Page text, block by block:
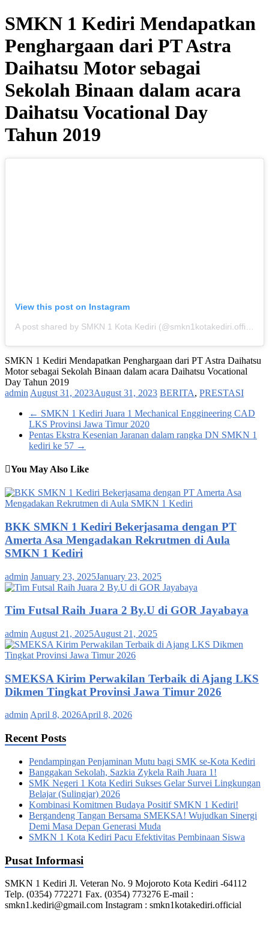
SMKN 1 Kediri Mendapatkan
Penghargaan dari PT Astra
Daihatsu Motor sebagai
Sekolah Binaan dalam acara
Daihatsu Vocational Day
Tahun 2019
View this post on Instagram
SMKN 1 Kediri Mendapatkan Penghargaan dari PT Astra Daihatsu
Motor sebagai Sekolah Binaan dalam acara Daihatsu Vocational
Day Tahun 2019
admin August 31, 2023August 31, 2023 BERITA, PRESTASI
← SMKN 1 Kediri Juara 1 Mechanical Enggineering CAD
LKS Provinsi Jawa Timur 2020
Pentas Ekstra Kesenian Jaranan dalam rangka DN SMKN 1
kediri ke 57 →
You May Also Like
BKK SMKN 1 Kediri Bekerjasama dengan PT
Amerta Asa Mengadakan Rekrutmen di Aula
SMKN 1 Kediri
admin January 23, 2025January 23, 2025
Tim Futsal Raih Juara 2 By.U di GOR Jayabaya
admin August 21, 2025August 21, 2025
SMEKSA Kirim Perwakilan Terbaik di Ajang LKS
Dikmen Tingkat Provinsi Jawa Timur 2026
admin April 8, 2026April 8, 2026
Recent Posts
Pendampingan Penjaminan Mutu bagi SMK se-Kota Kediri
Banggakan Sekolah, Sazkia Zykela Raih Juara 1!
SMK Negeri 1 Kota Kediri Sukses Gelar Survei Lingkungan
Belajar (Sulingjar) 2026
Kombinasi Komitmen Budaya Positif SMKN 1 Kediri!
Bergandeng Tangan Bersama SMEKSA! Wujudkan Sinergi
Demi Masa Depan Generasi Muda
SMKN 1 Kota Kediri Pacu Efektivitas Pembinaan Siswa
Pusat Informasi
SMKN 1 Kediri Jl. Veteran No. 9 Mojoroto Kota Kediri -64112
Telp. (0354) 772271 Fax. (0354) 773276 E-mail :
smkn1.kediri@gmail.com Instagram : smkn1kotakediri.official